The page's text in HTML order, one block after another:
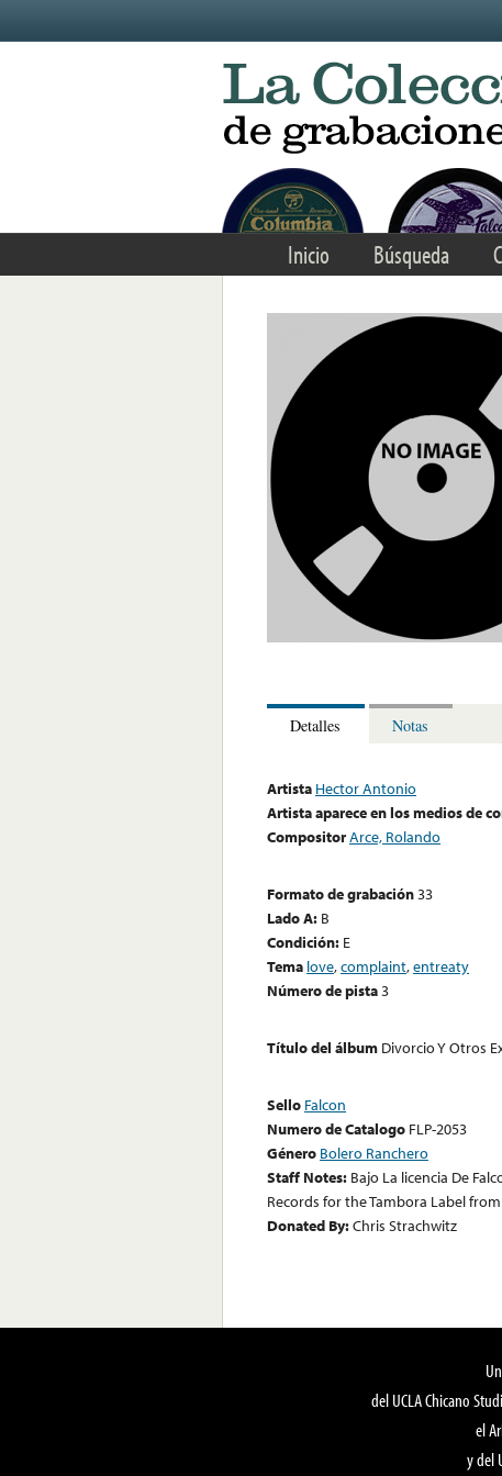
Inicio Búsqueda
Detalles Notas
Artista Hector Antonio
Artista aparece en los medios de
CompositorArce, Rolando
Formato de grabación33
Lado A: B
Condición: E
Tema love,complaint,entreaty
Número de pista3
Título del álbum Divorcio Y Otros
Sello Falcon
Numero de Catalogo FLP-2053
Género Bolero Ranchero
Staff Notes: Bajo La licencia De
Records for the Tambora Label
Donated By:Chris Strachwitz
del UCLA Chicano
el
y del